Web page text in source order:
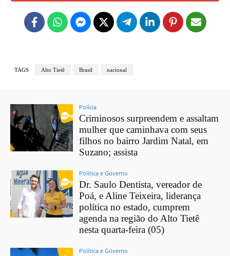
TAGS Alto Tietê Brasil nacional
Polícia
Criminosos surpreendem e assaltam
mulher que caminhava com seus
filhos no bairro Jardim Natal, em
Suzano; assista
Política e Governo
Dr. Saulo Dentista, vereador de
Poá, e Aline Teixeira, liderança
política no estado, cumprem
agenda na região do Alto Tietê
nesta quarta-feira (05)
Política e Governo